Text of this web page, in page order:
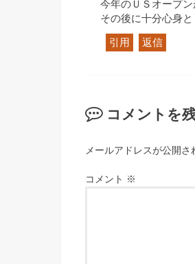
今年のＵＳオープ
その後に十分心身
引用 返信
コメントを
メールアドレスが公開さ
コメント ※